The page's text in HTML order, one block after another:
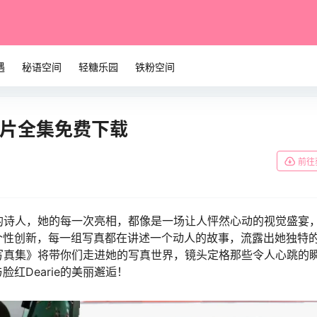
秘语空间 轻糖乐园 铁粉空间
全集免费下载
前往
人，她的每一次亮相，都像是一场让人怦然心动的视觉盛宴
创新，每一组写真都在讲述一个动人的故事，流露出她独特
集》将带你们走进她的写真世界，镜头定格那些令人心跳的
红Dearie的美丽邂逅！